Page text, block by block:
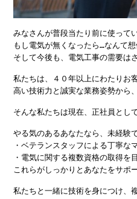
みなさんが普段当たり前に使って
もし電気が無くなったら…なんて
そして今後も、電気工事の需要は
私たちは、４０年以上にわたりお
高い技術力と誠実な業務姿勢から
そんな私たちは現在、正社員とし
やる気のあるあなたなら、未経験
・ベテランスタッフによる丁寧な
・電気に関する複数資格の取得を
これらがしっかりとあなたをサポ
私たちと一緒に技術を身につけ、